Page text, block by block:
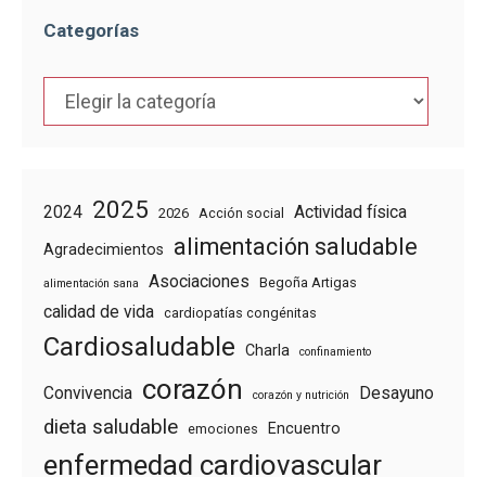
Categorías
Categorías
2024 2025 2026 Acción social Actividad física
Agradecimientos alimentación saludable
alimentación sana Asociaciones Begoña Artigas
calidad de vida cardiopatías congénitas
Cardiosaludable Charla confinamiento
Convivencia corazón corazón y nutrición Desayuno
dieta saludable emociones Encuentro
enfermedad cardiovascular